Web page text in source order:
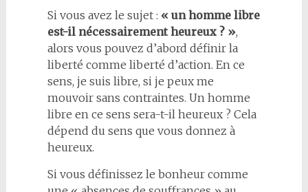
Si vous avez le sujet : « un homme libre
est-il nécessairement heureux ? »,
alors vous pouvez d’abord définir la
liberté comme liberté d’action. En ce
sens, je suis libre, si je peux me
mouvoir sans contraintes. Un homme
libre en ce sens sera-t-il heureux ? Cela
dépend du sens que vous donnez à
heureux.
Si vous définissez le bonheur comme